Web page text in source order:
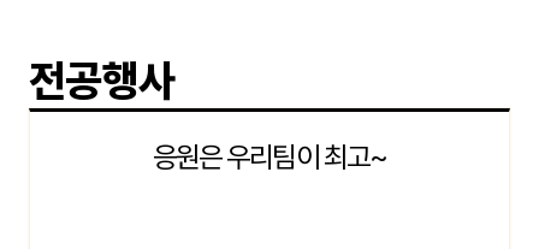
전공행사
응원은 우리팀이 최고~